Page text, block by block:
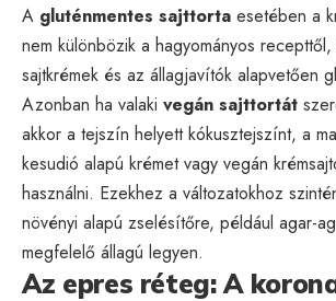
A gluténmentes sajttorta esetében a
nem különbözik a hagyományos recepttől,
sajtkrémek és az állagjavítók alapvetően
Azonban ha valaki vegán sajttortát
akkor a tejszín helyett kókusztejszínt, a
kesudió alapú krémet vagy vegán
használni. Ezekhez a változatokhoz
növényi alapú zselésítőre, például agar-
megfelelő állagú legyen.
Az epres réteg: A